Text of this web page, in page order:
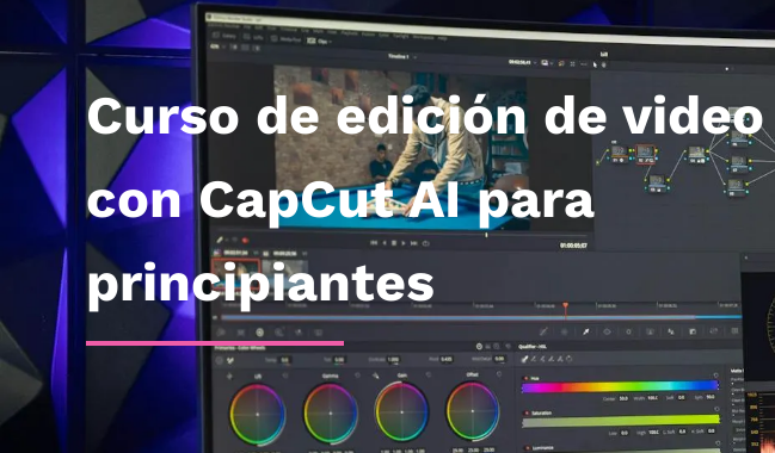
Curso de edición de video
con CapCut AI para
principiantes